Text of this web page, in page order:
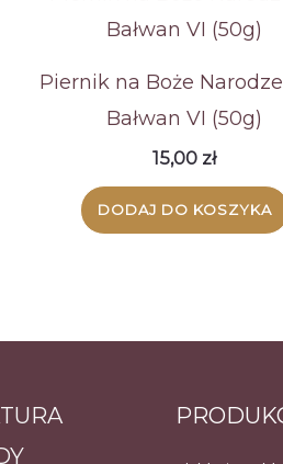
Piernik na Boże
Bałwan VI (50g)
15,00 zł
DODAJ DO KOSZYKA